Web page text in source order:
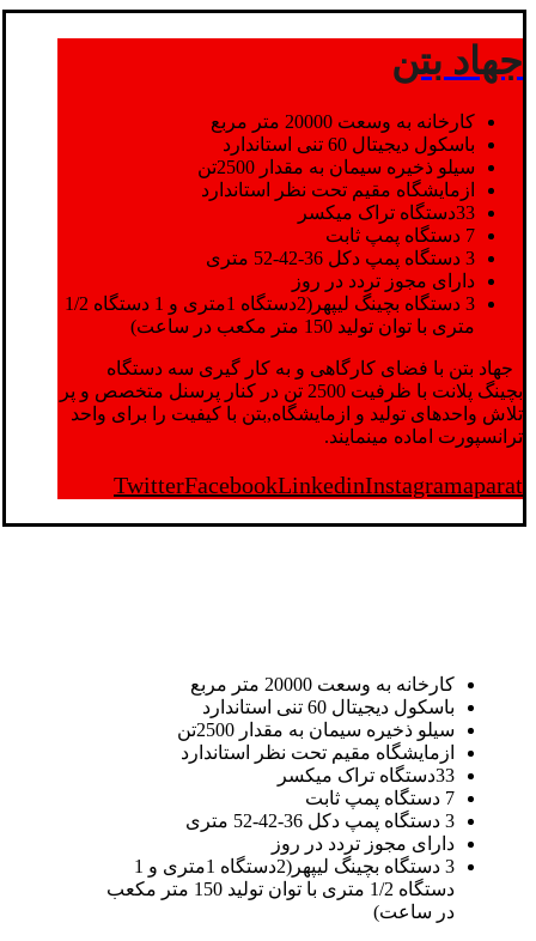
جهاد بتن
کارخانه به وسعت 20000 متر مربع
باسکول دیجیتال 60 تنی استاندارد
سیلو ذخیره سیمان به مقدار 2500تن
ازمایشگاه مقیم تحت نظر استاندارد
33دستگاه تراک میکسر
7 دستگاه پمپ ثابت
3 دستگاه پمپ دکل 36-42-52 متری
دارای مجوز تردد در روز
3 دستگاه بچینگ لیپهر(2دستگاه 1متری و 1 دستگاه 1/2
متری با توان تولید 150 متر مکعب در ساعت)
جهاد بتن با فضای کارگاهی و به کار گیری سه دستگاه
بچینگ پلانت با ظرفیت 2500 تن در کنار پرسنل متخصص و پر
تلاش واحدهای تولید و ازمایشگاه,بتن با کیفیت را برای واحد
ترانسپورت اماده مینمایند.
TwitterFacebookLinkedinInstagramaparat
کارخانه به وسعت 20000 متر مربع
باسکول دیجیتال 60 تنی استاندارد
سیلو ذخیره سیمان به مقدار 2500تن
ازمایشگاه مقیم تحت نظر استاندارد
33دستگاه تراک میکسر
7 دستگاه پمپ ثابت
3 دستگاه پمپ دکل 36-42-52 متری
دارای مجوز تردد در روز
3 دستگاه بچینگ لیپهر(2دستگاه 1متری و 1
دستگاه 1/2 متری با توان تولید 150 متر مکعب
در ساعت)